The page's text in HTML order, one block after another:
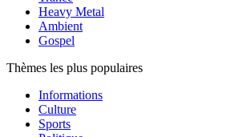
Heavy Metal
Ambient
Gospel
Thèmes les plus populaires
Informations
Culture
Sports